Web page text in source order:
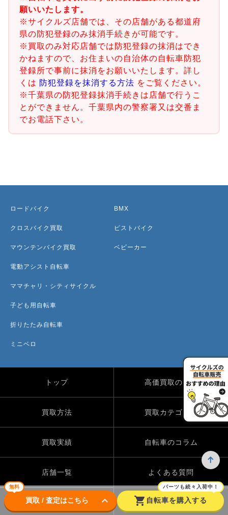
願いいたします。
※サイクルズ店舗では、その店舗がある都道府
県の防犯登録のみ抹消手続きが可能です。
※買取のみ対応店舗では防犯登録の抹消はでき
かねますので、お住まいの自治体の自転車防犯
登録所で事前に抹消をお願いいたします。詳し
くは 防犯登録を抹消する方法 をご覧ください。
※千葉県の防犯登録抹消手続きは店舗で行うこ
とができません。千葉県内の警察署又は交番ま
でお電話下さい。
無料
買取 / 査定はこちら keyboard_arrow_down shopping_cart
パーツも続々入荷中！
自転車を購入する
ロードバイク
クロスバイク買取
マウンテンバイク買取
電動アシスト自転車
ママチャリ・シティサイクル
子ども用自転車
折りたたみ自転車
ミニベロ
BMX
ピストバイク
ベビーカー
トップ 高価買取のワケ
買取方法 買取カテゴリー
買取実績 自転車のコラム
店舗一覧 よくある質問
Instagram X